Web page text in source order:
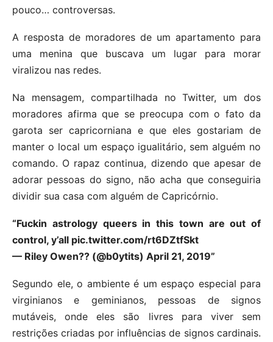
pouco… controversas.
A resposta de moradores de um apartamento para
uma menina que buscava um lugar para morar
viralizou nas redes.
Na mensagem, compartilhada no Twitter, um dos
moradores afirma que se preocupa com o fato da
garota ser capricorniana e que eles gostariam de
manter o local um espaço igualitário, sem alguém no
comando. O rapaz continua, dizendo que apesar de
adorar pessoas do signo, não acha que conseguiria
dividir sua casa com alguém de Capricórnio.
“Fuckin astrology queers in this town are out of
control, y’all pic.twitter.com/rt6DZtfSkt
— Riley Owen?? (@b0ytits) April 21, 2019”
Segundo ele, o ambiente é um espaço especial para
virginianos e geminianos, pessoas de signos
mutáveis, onde eles são livres para viver sem
restrições criadas por influências de signos cardinais.